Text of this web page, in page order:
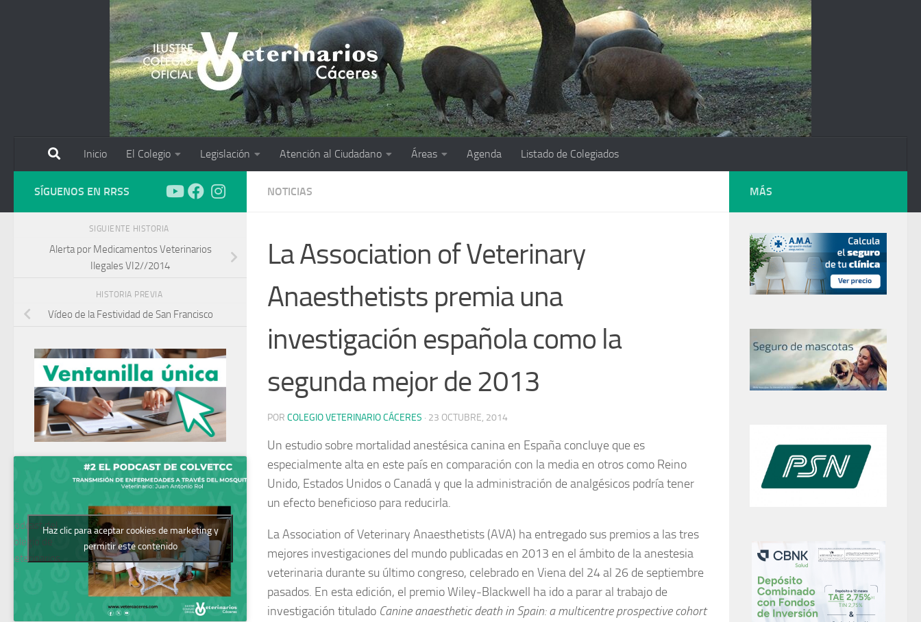
Inicio El Colegio Legislación Atención al Ciudadano Áreas Agenda Listado de Colegiados
NOTICIAS
La Association of Veterinary
Anaesthetists premia una
investigación española como la
segunda mejor de 2013
POR COLEGIO VETERINARIO CÁCERES · 23 OCTUBRE, 2014
Un estudio sobre mortalidad anestésica canina en España concluye que es
especialmente alta en este país en comparación con la media en otros como Reino
Unido, Estados Unidos o Canadá y que la administración de analgésicos podría tener
un efecto beneficioso para reducirla.
La Association of Veterinary Anaesthetists (AVA) ha entregado sus premios a las tres
mejores investigaciones del mundo publicadas en 2013 en el ámbito de la anestesia
veterinaria durante su último congreso, celebrado en Viena del 24 al 26 de septiembre
pasados. En esta edición, el premio Wiley-Blackwell ha ido a parar al trabajo de
investigación titulado Canine anaesthetic death in Spain: a multicentre prospective cohort
SÍGUENOS EN RRSS
SIGUIENTE HISTORIA
Alerta por Medicamentos Veterinarios
Ilegales VI2//2014
HISTORIA PREVIA
Vídeo de la Festividad de San Francisco
Podcast del
Colegio de
Veterinarios
Haz clic para aceptar cookies de marketing y
permitir este contenido
MÁS